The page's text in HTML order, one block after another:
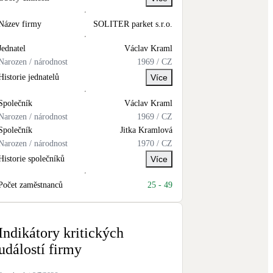
/ krby
zdroje vytápění
střecha
střechy
firmy SOLITER parket s.r.o.
Václav Kraml
/ národnost
1969 / CZ
jednatelů
Více
Václav Kraml
/ národnost
1969 / CZ
Jitka Kramlová
/ národnost
1970 / CZ
společníků
Více
zaměstnanců 25 - 49
kritických
firmy